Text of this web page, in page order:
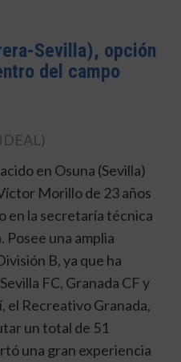
Sevilla), opción
del campo
en Osuna (Sevilla)
Morillo de 23 años
en la secretaría técnica
una amplia
B, ya que ha
FC, Granada CF y
el Recreativo Granada,
un total de 51
una gran experiencia